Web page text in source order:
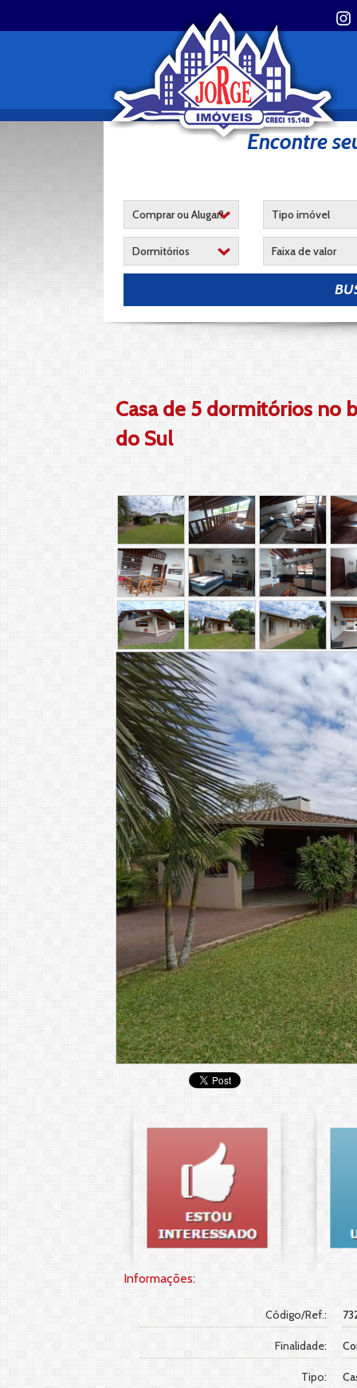
Encontre
Casa de 5 dormitórios no
do Sul
Informações:
Código/Ref.:
Finalidade:
Tipo: